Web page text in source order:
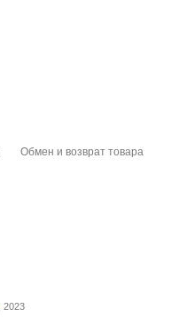
Обмен и возврат товара
, 2023